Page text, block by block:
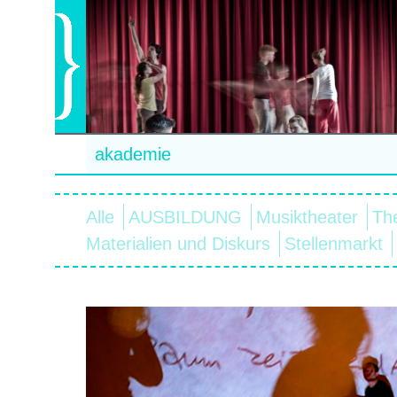
akademie
Alle AUSBILDUNG Musiktheater
Materialien und Diskurs
Stellenmarkt